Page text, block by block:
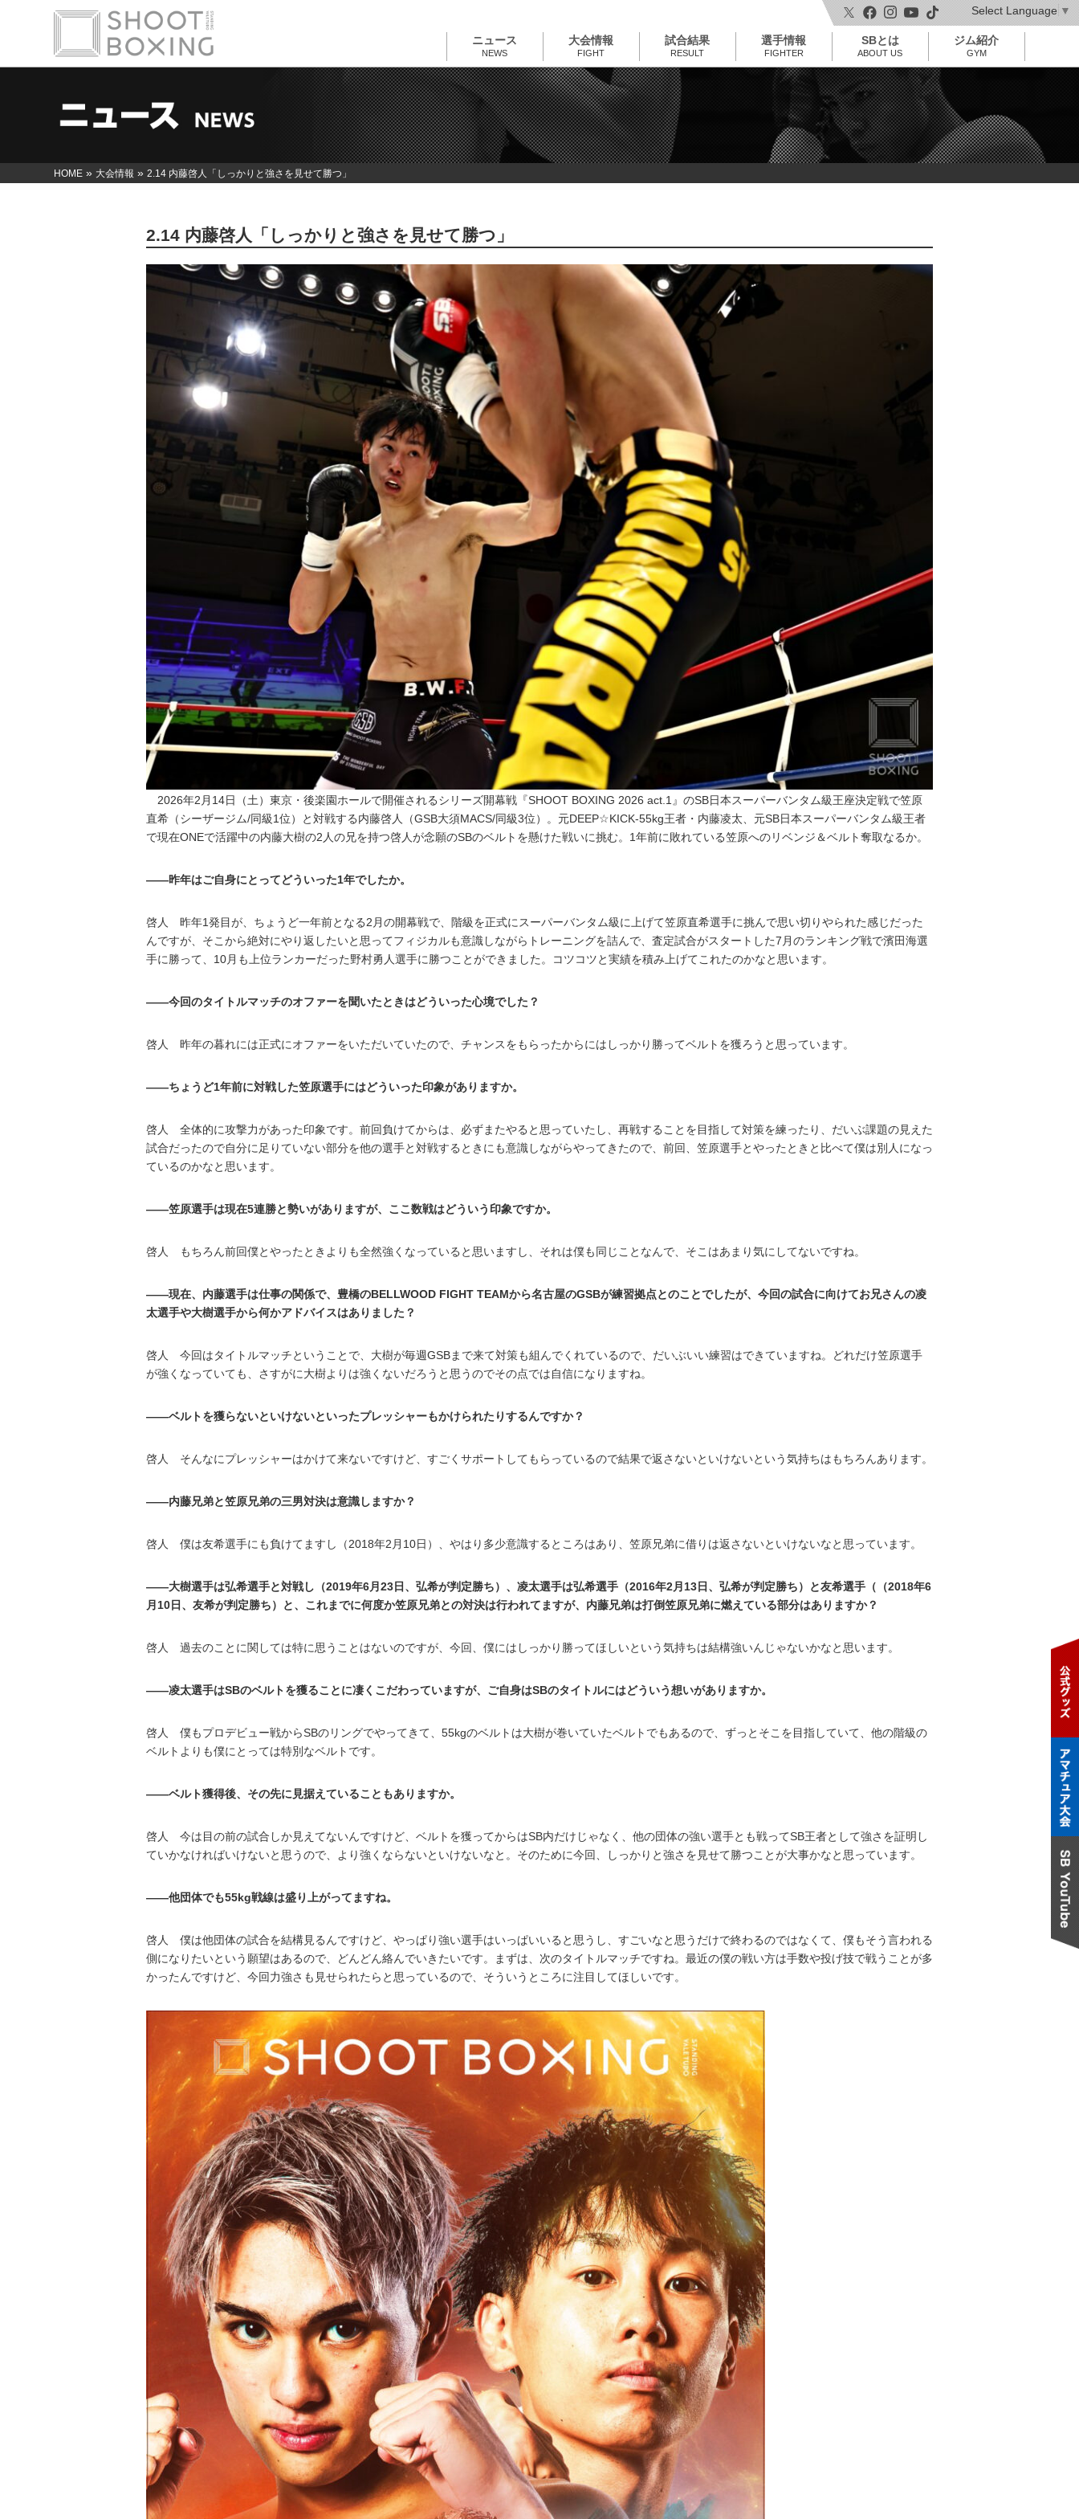
t
o
l
i
ニュース
NEWS
大会情報
FIGHT
試合結果
RESULT
選手情報
FIGHTER
SBとは
ABOUT US
ジム紹介
GYM
Select Language▼
HOME » 大会情報 »2.14 内藤啓人「しっかりと強さを見せて勝つ」
2.14 内藤啓人「しっかりと強さを見せて勝つ」
2026年2月14日（土）東京・後楽園ホールで開催されるシリーズ開幕戦『SHOOT BOXING 2026 act.1』のSB日本スーパーバンタム級王座決定戦で笠原
直希（シーザージム/同級1位）と対戦する内藤啓人（GSB大須MACS/同級3位）。元DEEP☆KICK-55kg王者・内藤凌太、元SB日本スーパーバンタム級王者
で現在ONEで活躍中の内藤大樹の2人の兄を持つ啓人が念願のSBのベルトを懸けた戦いに挑む。1年前に敗れている笠原へのリベンジ＆ベルト奪取なるか。
――昨年はご自身にとってどういった1年でしたか。
啓人 昨年1発目が、ちょうど一年前となる2月の開幕戦で、階級を正式にスーパーバンタム級に上げて笠原直希選手に挑んで思い切りやられた感じだった
んですが、そこから絶対にやり返したいと思ってフィジカルも意識しながらトレーニングを詰んで、査定試合がスタートした7月のランキング戦で濱田海選
手に勝って、10月も上位ランカーだった野村勇人選手に勝つことができました。コツコツと実績を積み上げてこれたのかなと思います。
――今回のタイトルマッチのオファーを聞いたときはどういった心境でした？
啓人 昨年の暮れには正式にオファーをいただいていたので、チャンスをもらったからにはしっかり勝ってベルトを獲ろうと思っています。
――ちょうど1年前に対戦した笠原選手にはどういった印象がありますか。
啓人 全体的に攻撃力があった印象です。前回負けてからは、必ずまたやると思っていたし、再戦することを目指して対策を練ったり、だいぶ課題の見えた
試合だったので自分に足りていない部分を他の選手と対戦するときにも意識しながらやってきたので、前回、笠原選手とやったときと比べて僕は別人になっ
ているのかなと思います。
――笠原選手は現在5連勝と勢いがありますが、ここ数戦はどういう印象ですか。
啓人 もちろん前回僕とやったときよりも全然強くなっていると思いますし、それは僕も同じことなんで、そこはあまり気にしてないですね。
――現在、内藤選手は仕事の関係で、豊橋のBELLWOOD FIGHT TEAMから名古屋のGSBが練習拠点とのことでしたが、今回の試合に向けてお兄さんの凌
太選手や大樹選手から何かアドバイスはありました？
啓人 今回はタイトルマッチということで、大樹が毎週GSBまで来て対策も組んでくれているので、だいぶいい練習はできていますね。どれだけ笠原選手
が強くなっていても、さすがに大樹よりは強くないだろうと思うのでその点では自信になりますね。
――ベルトを獲らないといけないといったプレッシャーもかけられたりするんですか？
啓人 そんなにプレッシャーはかけて来ないですけど、すごくサポートしてもらっているので結果で返さないといけないという気持ちはもちろんあります。
――内藤兄弟と笠原兄弟の三男対決は意識しますか？
啓人 僕は友希選手にも負けてますし（2018年2月10日）、やはり多少意識するところはあり、笠原兄弟に借りは返さないといけないなと思っています。
――大樹選手は弘希選手と対戦し（2019年6月23日、弘希が判定勝ち）、凌太選手は弘希選手（2016年2月13日、弘希が判定勝ち）と友希選手（（2018年6
月10日、友希が判定勝ち）と、これまでに何度か笠原兄弟との対決は行われてますが、内藤兄弟は打倒笠原兄弟に燃えている部分はありますか？
啓人 過去のことに関しては特に思うことはないのですが、今回、僕にはしっかり勝ってほしいという気持ちは結構強いんじゃないかなと思います。
――凌太選手はSBのベルトを獲ることに凄くこだわっていますが、ご自身はSBのタイトルにはどういう想いがありますか。
啓人 僕もプロデビュー戦からSBのリングでやってきて、55kgのベルトは大樹が巻いていたベルトでもあるので、ずっとそこを目指していて、他の階級の
ベルトよりも僕にとっては特別なベルトです。
――ベルト獲得後、その先に見据えていることもありますか。
啓人 今は目の前の試合しか見えてないんですけど、ベルトを獲ってからはSB内だけじゃなく、他の団体の強い選手とも戦ってSB王者として強さを証明し
ていかなければいけないと思うので、より強くならないといけないなと。そのために今回、しっかりと強さを見せて勝つことが大事かなと思っています。
――他団体でも55kg戦線は盛り上がってますね。
啓人 僕は他団体の試合を結構見るんですけど、やっぱり強い選手はいっぱいいると思うし、すごいなと思うだけで終わるのではなくて、僕もそう言われる
側になりたいという願望はあるので、どんどん絡んでいきたいです。まずは、次のタイトルマッチですね。最近の僕の戦い方は手数や投げ技で戦うことが多
かったんですけど、今回力強さも見せられたらと思っているので、そういうところに注目してほしいです。